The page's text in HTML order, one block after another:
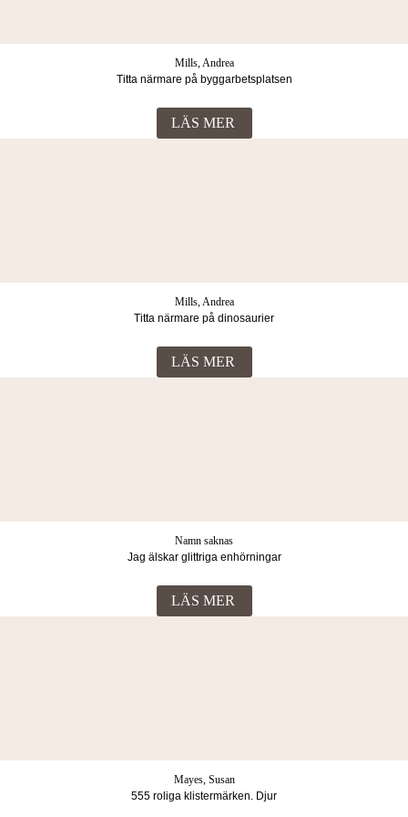
Mills, Andrea
Titta närmare på byggarbetsplatsen
LÄS MER
Mills, Andrea
Titta närmare på dinosaurier
LÄS MER
Namn saknas
Jag älskar glittriga enhörningar
LÄS MER
Mayes, Susan
555 roliga klistermärken. Djur